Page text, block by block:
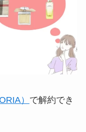
） で解約でき